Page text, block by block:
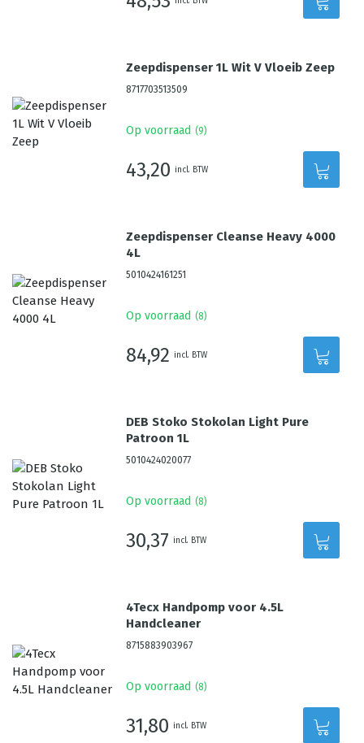
Zeepdispenser 1L Wit V Vloeib Zeep
8717703513509
Op voorraad (9)
43,20 incl. BTW
Zeepdispenser Cleanse Heavy 4000
4L
5010424161251
Op voorraad (8)
84,92 incl. BTW
DEB Stoko Stokolan Light Pure
Patroon 1L
5010424020077
Op voorraad (8)
30,37 incl. BTW
4Tecx Handpomp voor 4.5L
Handcleaner
8715883903967
Op voorraad (8)
31,80 incl. BTW